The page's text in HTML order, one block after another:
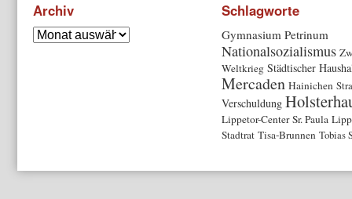
Archiv Schlagworte
Gymnasium Petrinum
Nationalsozialismus
Weltkrieg Städtischer
Mercaden Hainichen
Verschuldung
Lippetor-Center Sr. Paula
Stadtrat Tisa-Brunnen Tobias